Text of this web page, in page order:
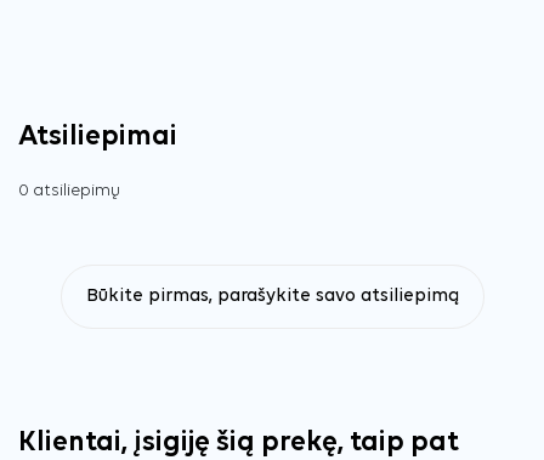
Atsiliepimai
0 atsiliepimų
Būkite pirmas, parašykite savo atsiliepimą
Klientai, įsigiję šią prekę, taip pat